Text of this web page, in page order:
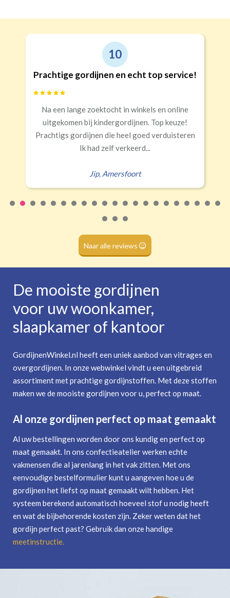
(incl. verstelbare gordijnhaken)
(wave plooi)
Roede
(tunnel)
(dubbele tunnel)
Geen extra verduistering
Half verduisterend Volledige verduisterend
€34,95 per stuk
en echt top service!
zoektocht in winkels en online
bij kindergordijnen. Top keuze!
die heel goed verduisteren
Goede
Snelle
Naar alle reviews
De mooiste gordijnen
voor uw woonkamer,
slaapkamer of kantoor
GordijnenWinkel.nl heeft een uniek aanbod van vitrages en
overgordijnen. In onze webwinkel vindt u een uitgebreid
assortiment met prachtige gordijnstoffen. Met deze stoffen
maken we de mooiste gordijnen voor u, perfect op maat.
Al onze gordijnen perfect op maat gemaakt
Al uw bestellingen worden door ons kundig en perfect op
maat gemaakt. In ons confectieatelier werken echte
vakmensen die al jarenlang in het vak zitten. Met ons
eenvoudige bestelformulier kunt u aangeven hoe u de
gordijnen het liefst op maat gemaakt wilt hebben. Het
systeem berekend automatisch hoeveel stof u nodig heeft
en wat de bijbehorende kosten zijn. Zeker weten dat het
gordijn perfect past? Gebruik dan onze handige
meetinstructie.